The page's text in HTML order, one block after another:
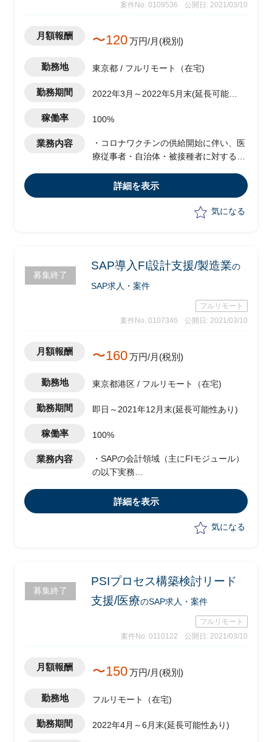
案件No. 0109536
公開日: 2021/03/10
月額報酬 〜120万円/月(税別)
勤務地 東京都 / フルリモート（在宅)
勤務期間
2022年3月～2022年5月末(延長可能性
稼働率 100%
業務内容
・コロナワクチンの供給開始に伴い、医
療従事者・自治体・被接種者に対する情
アプリの構築にかかわる周辺業務の整
理、プロジェクト全体マネジメントの以
詳細を表示
気になる
募集終了
SAP導入FI設計支援/製造業の
SAP求人・案件
フルリモート
案件No. 0107346
公開日: 2021/03/10
月額報酬 〜160万円/月(税別)
勤務地 東京都港区 / フルリモート（在宅)
勤務期間 即日～2021年12月末(延長可能性あり)
稼働率 100%
業務内容
・SAPの会計領域（主にFIモジュール）
の以下実務
-アドオン基本設計
-改修プログラム受入
詳細を表示
気になる
募集終了
PSIプロセス構築検討リード
支援/医療のSAP求人・案件
フルリモート
案件No. 0110122
公開日: 2021/03/10
月額報酬 〜150万円/月(税別)
勤務地 フルリモート（在宅)
勤務期間 2022年4月～6月末(延長可能性あり)